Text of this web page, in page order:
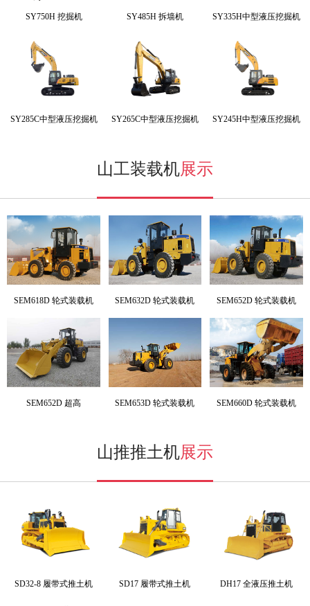
SY750H 挖掘机 SY485H 拆墙机 SY335H中型液压挖掘机
SY285C中型液压挖掘机 SY265C中型液压挖掘机 SY245H中型液压挖掘机
山工装载机展示
SEM618D 轮式装载机 SEM632D 轮式装载机 SEM652D 轮式装载机
SEM652D 超高 SEM653D 轮式装载机 SEM660D 轮式装载机
山推推土机展示
SD32-8 履带式推土机 SD17 履带式推土机 DH17 全液压推土机